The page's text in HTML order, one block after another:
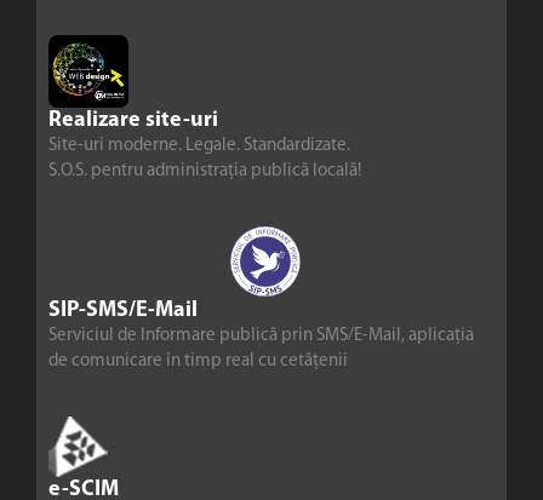
Realizare site-uri
Site-uri moderne. Legale. Standardizate.
S.O.S. pentru administrația publică locală!
SIP-SMS/E-Mail
Serviciul de Informare publică prin SMS/E-Mail, aplicația
de comunicare în timp real cu cetățenii
e-SCIM